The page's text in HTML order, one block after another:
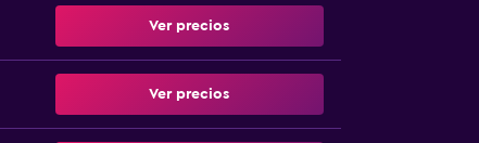
Ver precios
Ver precios